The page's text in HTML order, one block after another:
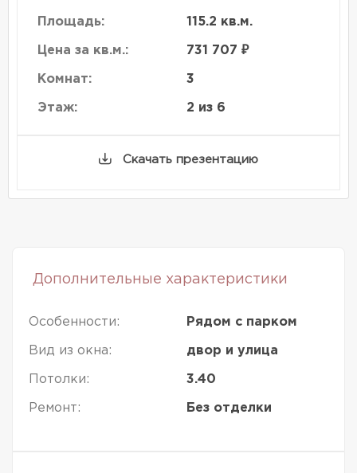
Площадь: 115.2 кв.м.
Цена за кв.м.: 731 707 ₽
Комнат: 3
Этаж: 2 из 6
Скачать презентацию
Дополнительные характеристики
Особенности: Рядом с парком
Вид из окна: двор и улица
Потолки: 3.40
Ремонт: Без отделки